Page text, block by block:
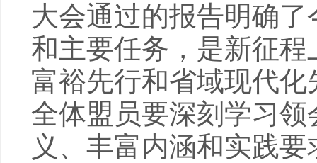
大会通过的报告明确
和主要任务，是新征
富裕先行和省域现代
全体盟员要深刻学习
义、丰富内涵和实践